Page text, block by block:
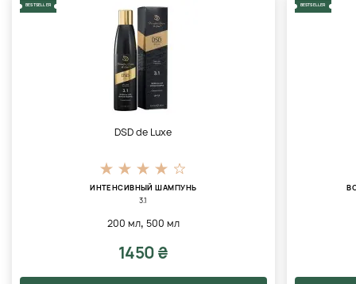
BESTSELLER
DSD de Luxe
ИНТЕНСИВНЫЙ ШАМПУНЬ
3.1
200 мл, 500 мл
1450 ₴
BESTSELLER